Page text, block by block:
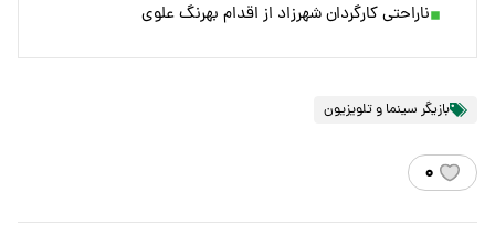
ناراحتی کارگردان شهرزاد از اقدام بهرنگ علوی
بازیگر سینما و تلویزیون
۰